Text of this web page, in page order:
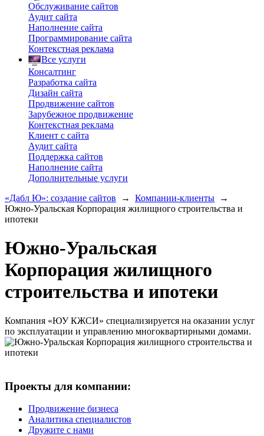
Обслуживание сайтов
Аудит сайта
Наполнение сайта
Программирование сайта
Контекстная реклама
Все услуги
Консалтинг
Разработка сайта
Дизайн сайта
Продвижение сайтов
Зарубежное продвижение
Контекстная реклама
Клиент с сайта
Аудит сайта
Поддержка сайтов
Наполнение сайта
Дополнительные услуги
«Дабл Ю»: создание сайтов
→ Компании-клиенты
→
Южно-Уральская Корпорация жилищного строительства и
ипотеки
Южно-Уральская
Корпорация жилищного
строительства и ипотеки
Компания «ЮУ КЖСИ» специализируется на оказании услуг
по эксплуатации и управлению многоквартирными домами.
Проекты для компании:
Продвижение бизнеса
Аналитика специалистов
Дружите с нами